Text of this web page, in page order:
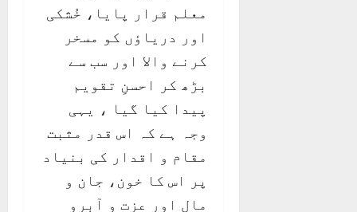
معلم قرار پایا، خُشکی
اور دریاؤں کو مسخر
کرنے والا اور سب سے
بڑھ کر احسنِ تقویم
پیدا کیا گیا ، یہی
وجہ ہے کہ اس قدر مثبت
مقام و اقدار کی بنیاد
پر اس کا خون، جان و
مال اور عزت و آبرو